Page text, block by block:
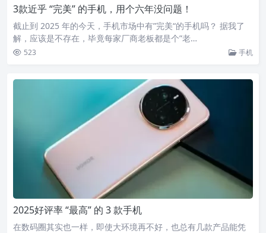
3款近乎 “完美” 的手机，用个六年没问题！
截止到 2025 年的今天，手机市场中有”完美“的手机吗？ 据我了
解，应该是不存在，毕竟每家厂商老板都是个”老…
523 手机
2025好评率 “最高” 的 3 款手机
在数码圈其实也一样，即使大环境再不好，也总有几款产品能凭